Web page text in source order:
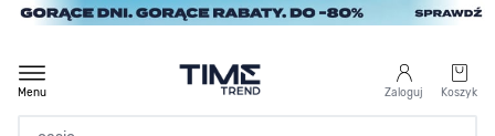
Przejdź do treści
Zaloguj Koszyk
Menu